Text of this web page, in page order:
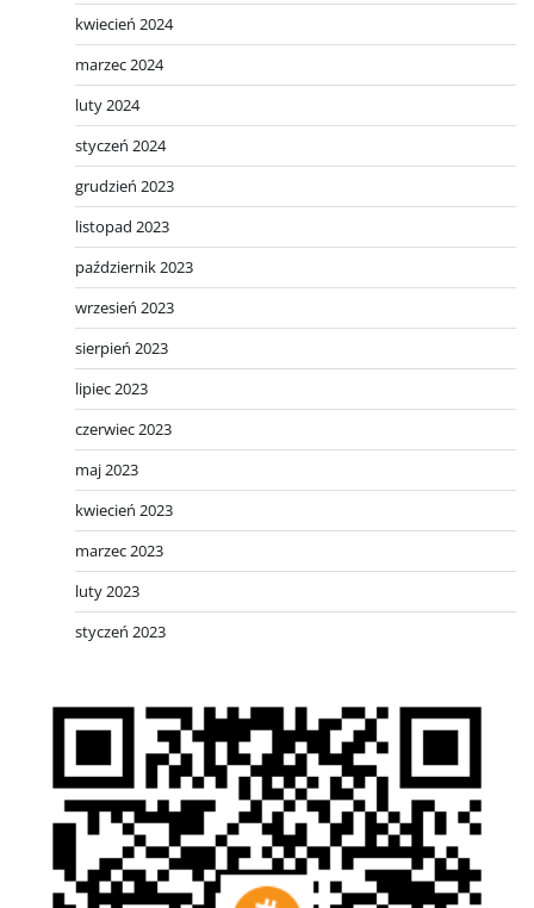
kwiecień 2024
marzec 2024
luty 2024
styczeń 2024
grudzień 2023
listopad 2023
październik 2023
wrzesień 2023
sierpień 2023
lipiec 2023
czerwiec 2023
maj 2023
kwiecień 2023
marzec 2023
luty 2023
styczeń 2023